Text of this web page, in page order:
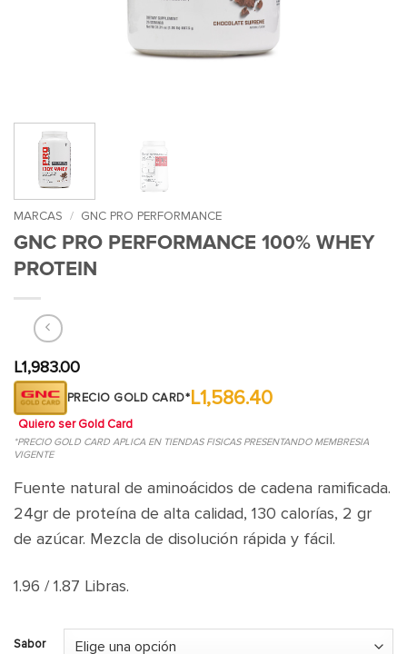
MARCAS / GNC PRO PERFORMANCE
GNC PRO PERFORMANCE 100% WHEY
PROTEIN
L1,983.00
PRECIO GOLD CARD*L1,586.40
Quiero ser Gold Card
*PRECIO GOLD CARD APLICA EN TIENDAS FISICAS PRESENTANDO MEMBRESIA
VIGENTE
Fuente natural de aminoácidos de cadena ramificada.
24gr de proteína de alta calidad, 130 calorías, 2 gr
de azúcar. Mezcla de disolución rápida y fácil.
1.96 / 1.87 Libras.
Sabor